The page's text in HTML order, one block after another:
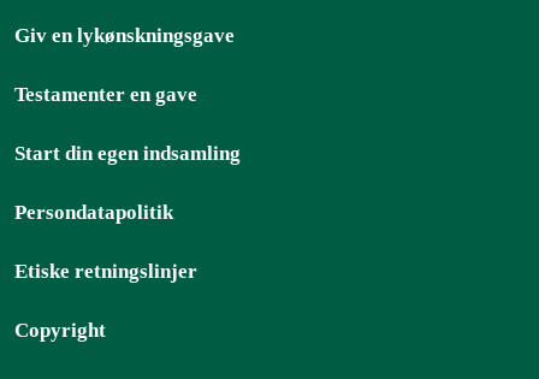
Giv en lykønskningsgave
Testamenter en gave
Start din egen indsamling
Persondatapolitik
Etiske retningslinjer
Copyright